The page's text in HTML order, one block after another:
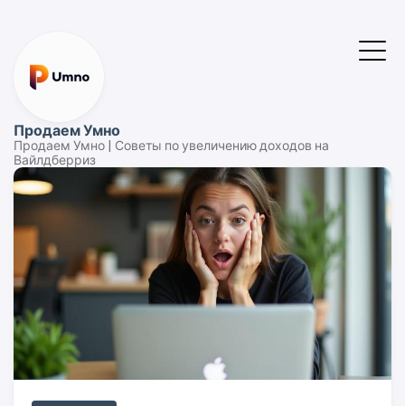
Продаем Умно
Продаем Умно | Советы по увеличению доходов на
Вайлдберриз